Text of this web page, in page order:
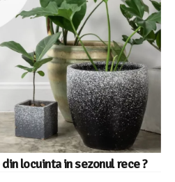
locuinta in sezonul rece ?